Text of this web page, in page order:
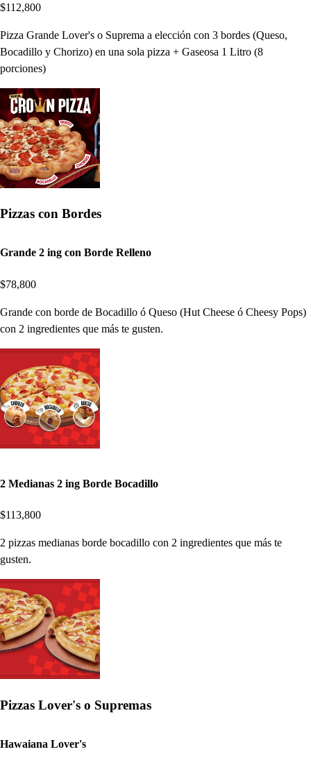
$112,800
Pizza Grande Lover's o Suprema a elección con 3 bordes (Queso,
Bocadillo y Chorizo) en una sola pizza + Gaseosa 1 Litro (8
porciones)
Pizzas con Bordes
Grande 2 ing con Borde Relleno
$78,800
Grande con borde de Bocadillo ó Queso (Hut Cheese ó Cheesy Pops)
con 2 ingredientes que más te gusten.
2 Medianas 2 ing Borde Bocadillo
$113,800
2 pizzas medianas borde bocadillo con 2 ingredientes que más te
gusten.
Pizzas Lover's o Supremas
Hawaiana Lover's